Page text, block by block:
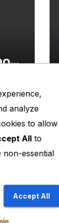
analyze
to allow
All to
non-essential
Accept All